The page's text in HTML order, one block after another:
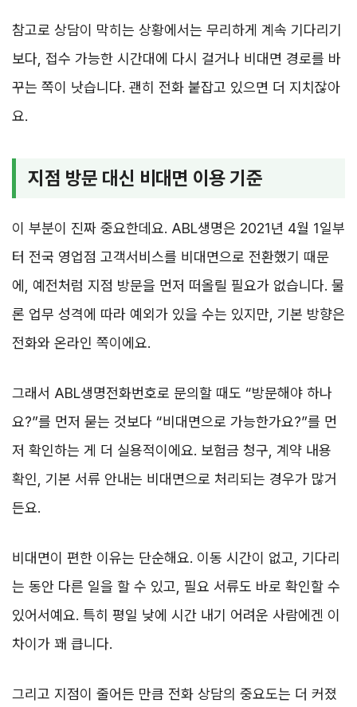
참고로 상담이 막히는 상황에서는 무리하게 계속 기다리기
보다, 접수 가능한 시간대에 다시 걸거나 비대면 경로를 바
꾸는 쪽이 낫습니다. 괜히 전화 붙잡고 있으면 더 지치잖아
요.
지점 방문 대신 비대면 이용 기준
이 부분이 진짜 중요한데요. ABL생명은 2021년 4월 1일부
터 전국 영업점 고객서비스를 비대면으로 전환했기 때문
에, 예전처럼 지점 방문을 먼저 떠올릴 필요가 없습니다. 물
론 업무 성격에 따라 예외가 있을 수는 있지만, 기본 방향은
전화와 온라인 쪽이에요.
그래서 ABL생명전화번호로 문의할 때도 “방문해야 하나
요?”를 먼저 묻는 것보다 “비대면으로 가능한가요?”를 먼
저 확인하는 게 더 실용적이에요. 보험금 청구, 계약 내용
확인, 기본 서류 안내는 비대면으로 처리되는 경우가 많거
든요.
비대면이 편한 이유는 단순해요. 이동 시간이 없고, 기다리
는 동안 다른 일을 할 수 있고, 필요 서류도 바로 확인할 수
있어서예요. 특히 평일 낮에 시간 내기 어려운 사람에겐 이
차이가 꽤 큽니다.
그리고 지점이 줄어든 만큼 전화 상담의 중요도는 더 커졌